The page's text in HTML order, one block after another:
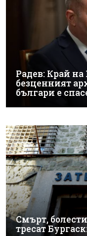
Радев: Край на
безценният
българи е
Смърт,
тресат